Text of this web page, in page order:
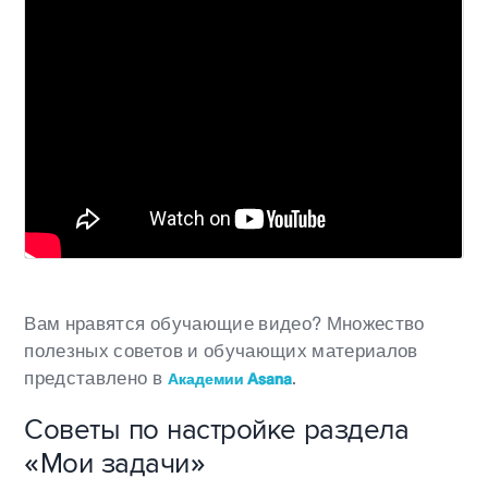
Вам нравятся обучающие видео? Множество
полезных советов и обучающих материалов
представлено в Академии Asana.
Советы по настройке раздела
«Мои задачи»